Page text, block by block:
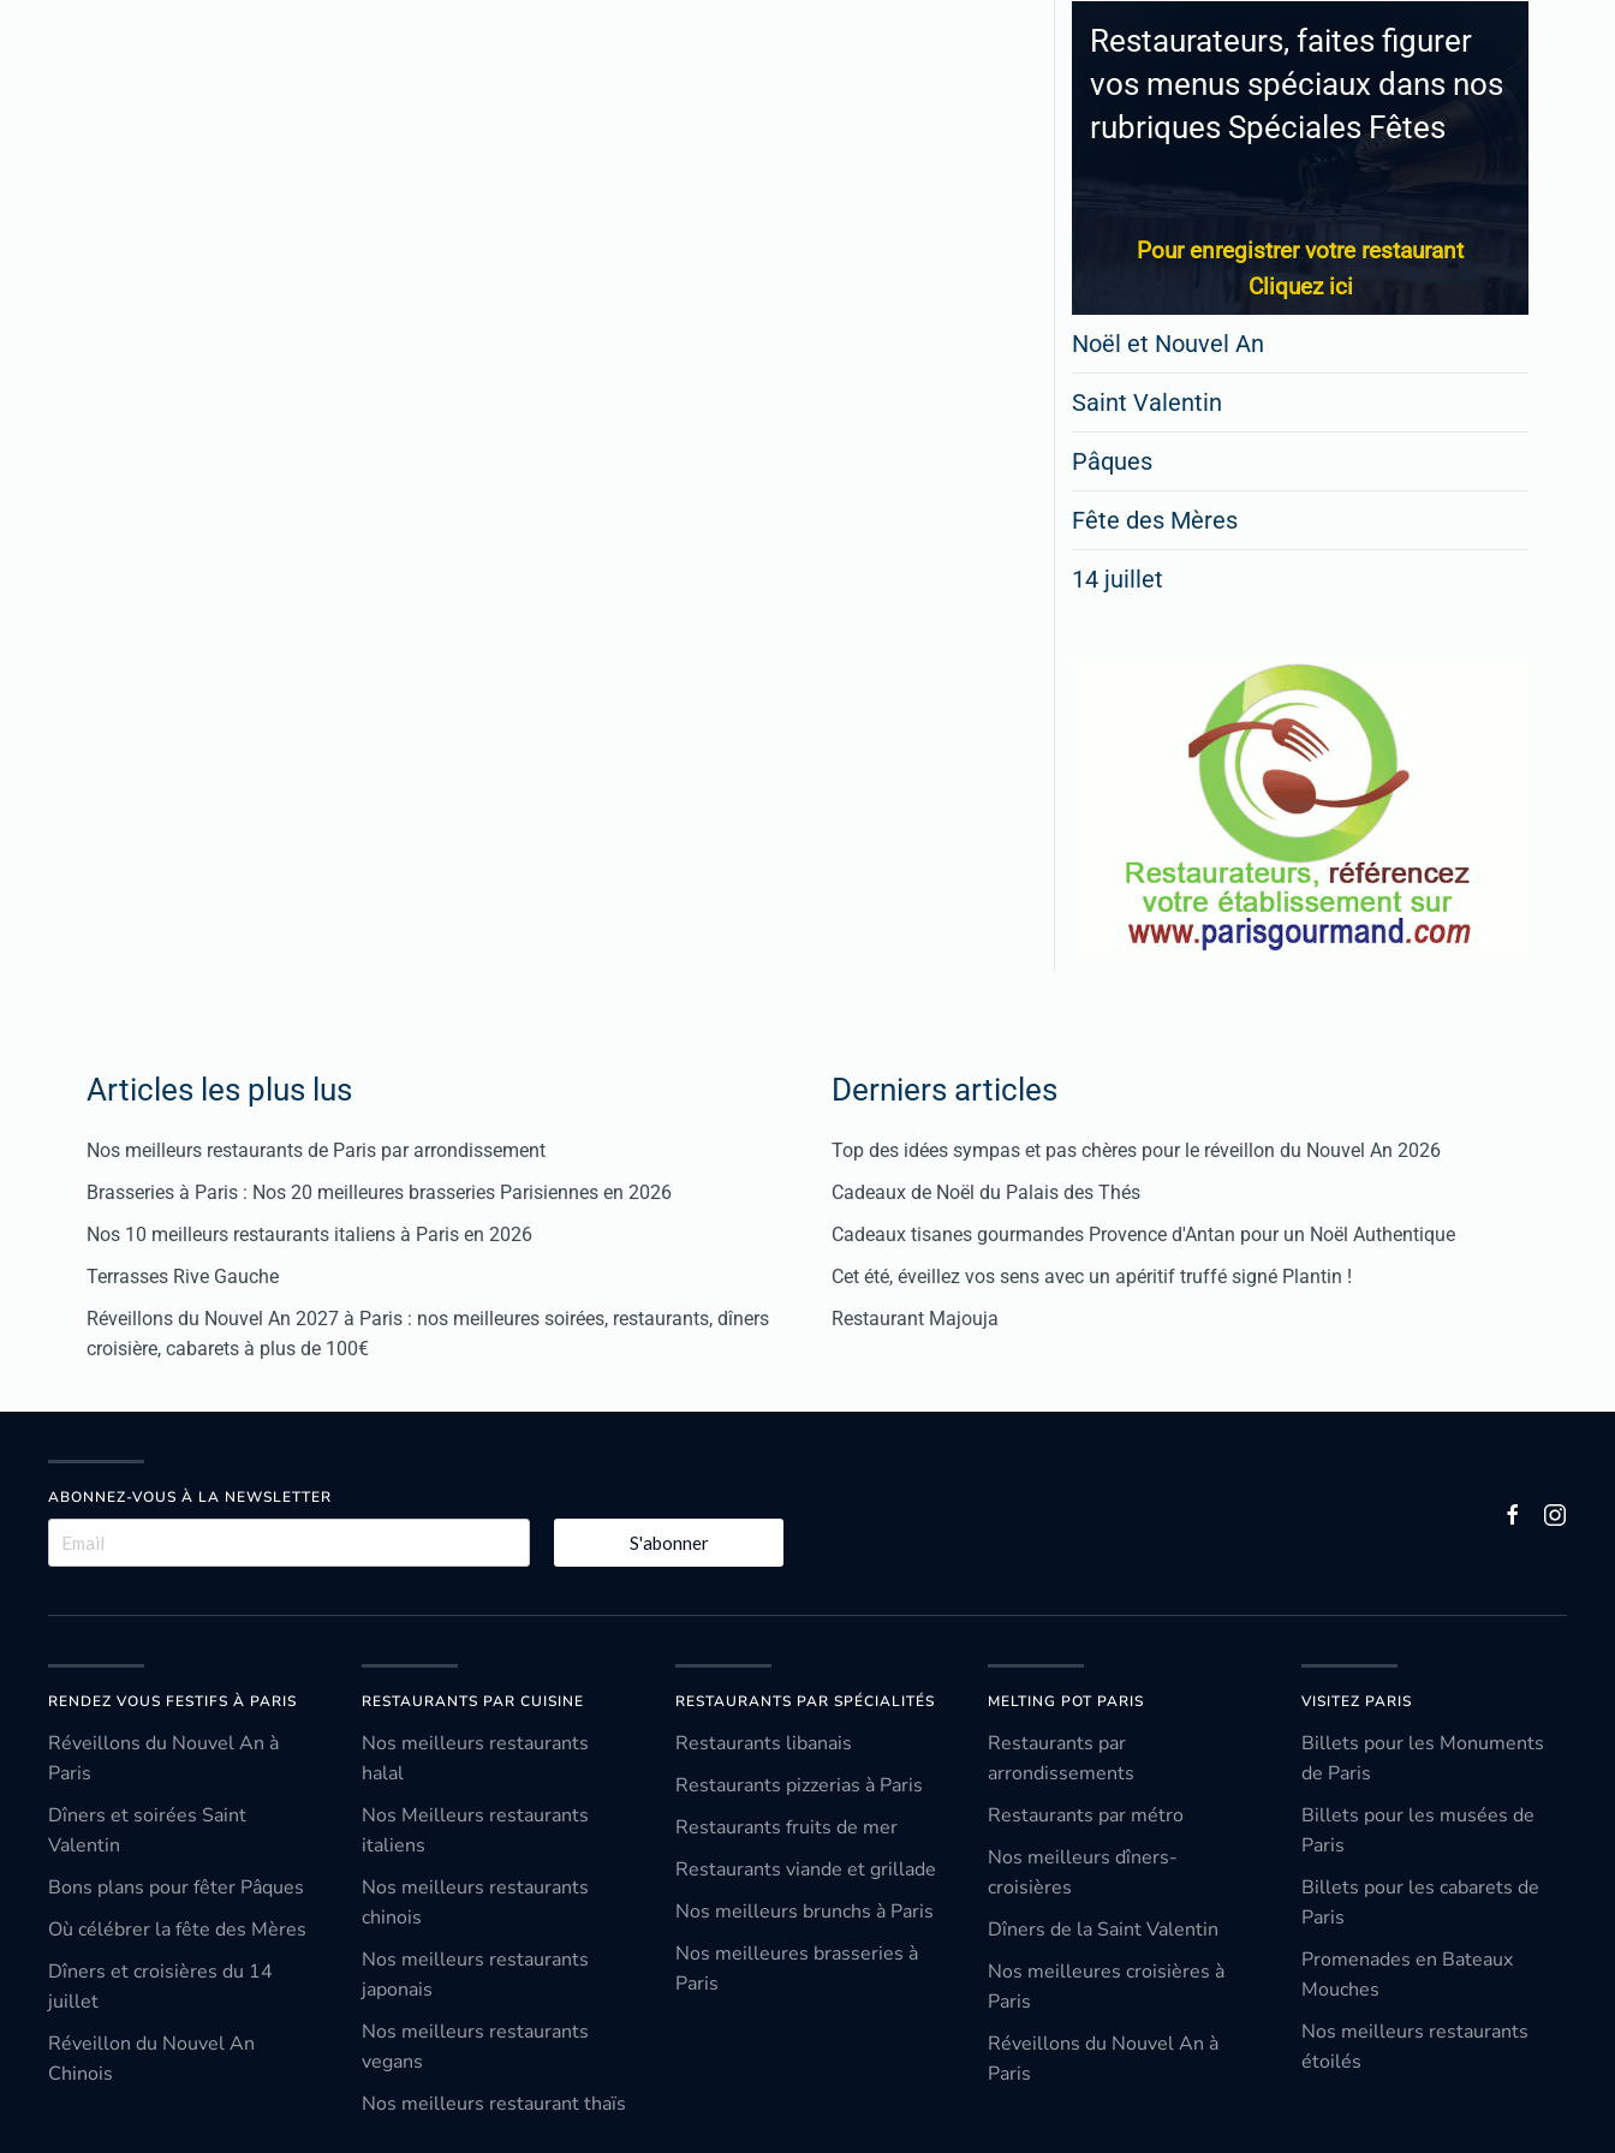
Restaurateurs, faites figurer
vos menus spéciaux dans nos
rubriques Spéciales Fêtes
Pour enregistrer votre restaurant
Cliquez ici
Noël et Nouvel An
Saint Valentin
Pâques
Fête des Mères
14 juillet
Articles les plus lus
Nos meilleurs restaurants de Paris par arrondissement
Brasseries à Paris : Nos 20 meilleures brasseries Parisiennes en 2026
Nos 10 meilleurs restaurants italiens à Paris en 2026
Terrasses Rive Gauche
Réveillons du Nouvel An 2027 à Paris : nos meilleures soirées, restaurants, dîners
croisière, cabarets à plus de 100€
Derniers articles
Top des idées sympas et pas chères pour le réveillon du Nouvel An 2026
Cadeaux de Noël du Palais des Thés
Cadeaux tisanes gourmandes Provence d'Antan pour un Noël Authentique
Cet été, éveillez vos sens avec un apéritif truffé signé Plantin !
Restaurant Majouja
ABONNEZ-VOUS À LA NEWSLETTER
S'abonner
RENDEZ VOUS FESTIFS À PARIS
Réveillons du Nouvel An à
Paris
Dîners et soirées Saint
Valentin
Bons plans pour fêter Pâques
Où célébrer la fête des Mères
Dîners et croisières du 14
juillet
Réveillon du Nouvel An
Chinois
RESTAURANTS PAR CUISINE
Nos meilleurs restaurants
halal
Nos Meilleurs restaurants
italiens
Nos meilleurs restaurants
chinois
Nos meilleurs restaurants
japonais
Nos meilleurs restaurants
vegans
Nos meilleurs restaurant thaïs
RESTAURANTS PAR SPÉCIALITÉS
Restaurants libanais
Restaurants pizzerias à Paris
Restaurants fruits de mer
Restaurants viande et grillade
Nos meilleurs brunchs à Paris
Nos meilleures brasseries à
Paris
MELTING POT PARIS
Restaurants par
arrondissements
Restaurants par métro
Nos meilleurs dîners-
croisières
Dîners de la Saint Valentin
Nos meilleures croisières à
Paris
Réveillons du Nouvel An à
Paris
VISITEZ PARIS
Billets pour les Monuments
de Paris
Billets pour les musées de
Paris
Billets pour les cabarets de
Paris
Promenades en Bateaux
Mouches
Nos meilleurs restaurants
étoilés